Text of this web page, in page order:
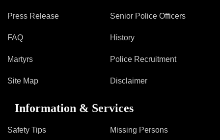
Press Release
FAQ
Martyrs
Site Map
Senior Police Officers
History
Police Recruitment
Disclaimer
Information & Services
Safety Tips Missing Persons